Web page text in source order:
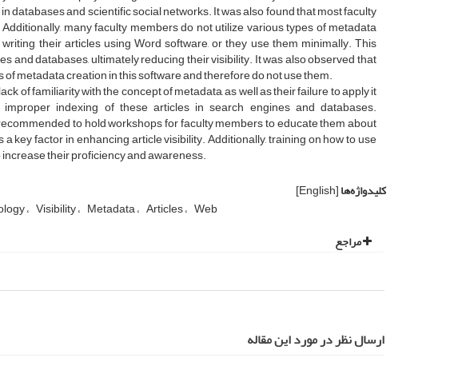
databases and scientific social networks. It was also found that most faculty
many faculty members do not utilize various types of metadata
their articles using Word software, or they use them minimally. This
and databases, ultimately reducing their visibility. It was also observed that
metadata creation in this software and therefore do not use them.
of familiarity with the concept of metadata, as well as their failure to apply it
indexing of these articles in search engines and databases.
to hold workshops for faculty members to educate them about
key factor in enhancing article visibility. Additionally, training on how to use
their proficiency and awareness.
کلیدواژه‌ها[English]
Visibility Metadata Articles Web
مراجع
ارسال نظر در مورد این مقاله